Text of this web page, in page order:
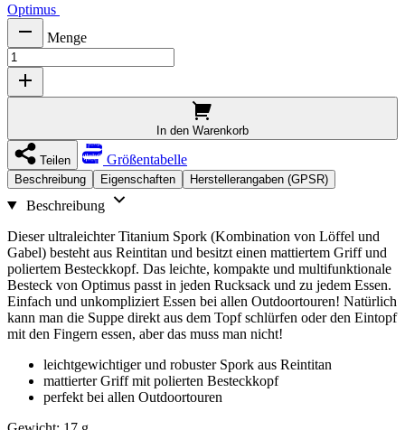
Optimus
Menge
In den Warenkorb
Teilen Größentabelle
Beschreibung Eigenschaften Herstellerangaben (GPSR)
Beschreibung
Dieser ultraleichter Titanium Spork (Kombination von Löffel und
Gabel) besteht aus Reintitan und besitzt einen mattiertem Griff und
poliertem Besteckkopf. Das leichte, kompakte und multifunktionale
Besteck von Optimus passt in jeden Rucksack und zu jedem Essen.
Einfach und unkompliziert Essen bei allen Outdoortouren! Natürlich
kann man die Suppe direkt aus dem Topf schlürfen oder den Eintopf
mit den Fingern essen, aber das muss man nicht!
leichtgewichtiger und robuster Spork aus Reintitan
mattierter Griff mit polierten Besteckkopf
perfekt bei allen Outdoortouren